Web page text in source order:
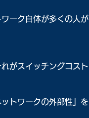
ーク自体が多くの人が
がスイッチングコスト
トワークの外部性」を